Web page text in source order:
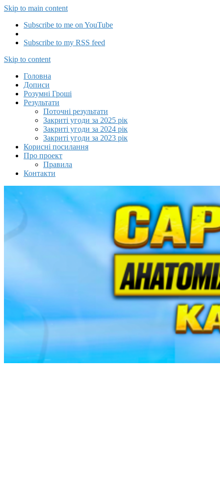
Skip to main content
Subscribe to me on YouTube
Subscribe to my RSS feed
Capitalizator UA
Skip to content
Головна
Дописи
Розумні Гроші
Результати
Поточні результати
Закриті угоди за 2025 рік
Закриті угоди за 2024 рік
Закриті угоди за 2023 рік
Корисні посилання
Про проект
Правила
Контакти